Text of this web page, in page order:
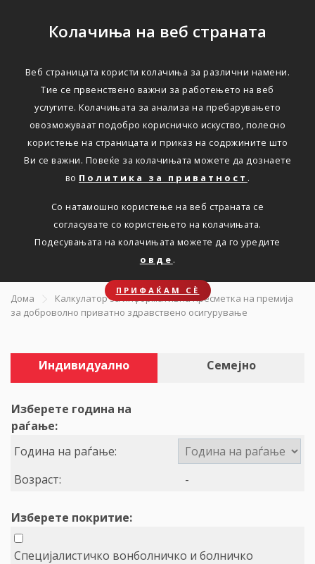
Колачиња на веб страната
Веб страницата користи колачиња за различни намени.
Тие се првенствено важни за работењето на веб
услугите. Колачињата за анализа на пребарувањето
овозможуваат подобро корисничко искуство, полесно
користење на страницата и приказ на содржините што
Ви се важни. Повеќе за колачињата можете да дознаете
во Политика за приватност .
Со натамошно користење на веб страната се
согласувате со користењето на колачињата.
Подесувањата на колачињата можете да го уредите
овде .
ПРИФАЌАМ СЀ
ДОБРОВОЛНО ПРИВАТНО ЗДРАВСТВЕНО
ОСИГУРУВАЊЕ
Направете
информативна
пресметка на премија за
здравствено
осигурување
Дома
Калкулатор за информативна пресметка на премија
за доброволно приватно здравствено осигурување
Индивидуално Семејно
Изберете година на
раѓање:
Година на раѓање:
Возраст:
-
Изберете покритие:
Специјалистичко вонболничко и болничко